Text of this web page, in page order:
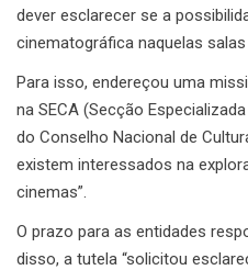
dever esclarecer se a
cinematográfica naquelas
Para isso, endereçou uma
na SECA (Secção
do Conselho Nacional de
existem interessados na
cinemas”.
O prazo para as entidades
disso, a tutela “solicitou